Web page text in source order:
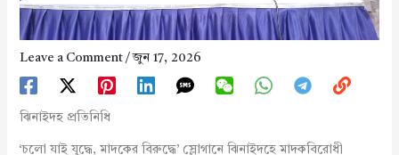
Leave a Comment /জুন 17, 2026
ঝিনাইদহ প্রতিনিধি
‘চলো যাই যুদ্ধে, মাদকের বিরুদ্ধে’ স্লোগানে ঝিনাইদহে মাদকবিরোধী